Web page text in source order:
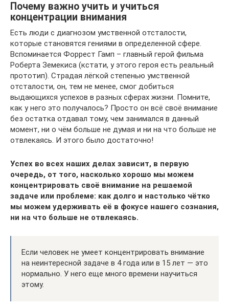
Почему важно учить и учиться
концентрации внимания
Есть люди с диагнозом умственной отсталости,
которые становятся гениями в определенной сфере.
Вспоминается Форрест Гамп – главный герой фильма
Роберта Земекиса (кстати, у этого героя есть реальный
прототип). Страдая лёгкой степенью умственной
отсталости, он, тем не менее, смог добиться
выдающихся успехов в разных сферах жизни. Помните,
как у него это получалось? Просто он всё своё внимание
без остатка отдавал тому, чем занимался в данный
момент, ни о чём больше не думая и ни на что больше не
отвлекаясь. И этого было достаточно!
Успех во всех наших делах зависит, в первую
очередь, от того, насколько хорошо мы можем
концентрировать своё внимание на решаемой
задаче или проблеме: как долго и настолько чётко
мы можем удерживать её в фокусе нашего сознания,
ни на что больше не отвлекаясь.
Если человек не умеет концентрировать внимание
на неинтересной задаче в 4 года или в 15 лет — это
нормально. У него еще много времени научиться
этому.